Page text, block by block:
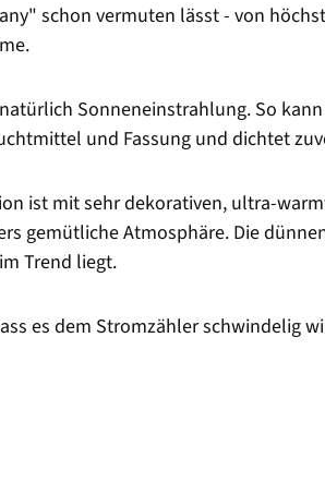
schon vermuten lässt - von
Sonneneinstrahlung. So
und Fassung und dichtet
ist mit sehr dekorativen, ultra-
gemütliche Atmosphäre. Die
Trend liegt.
es dem Stromzähler schwindelig